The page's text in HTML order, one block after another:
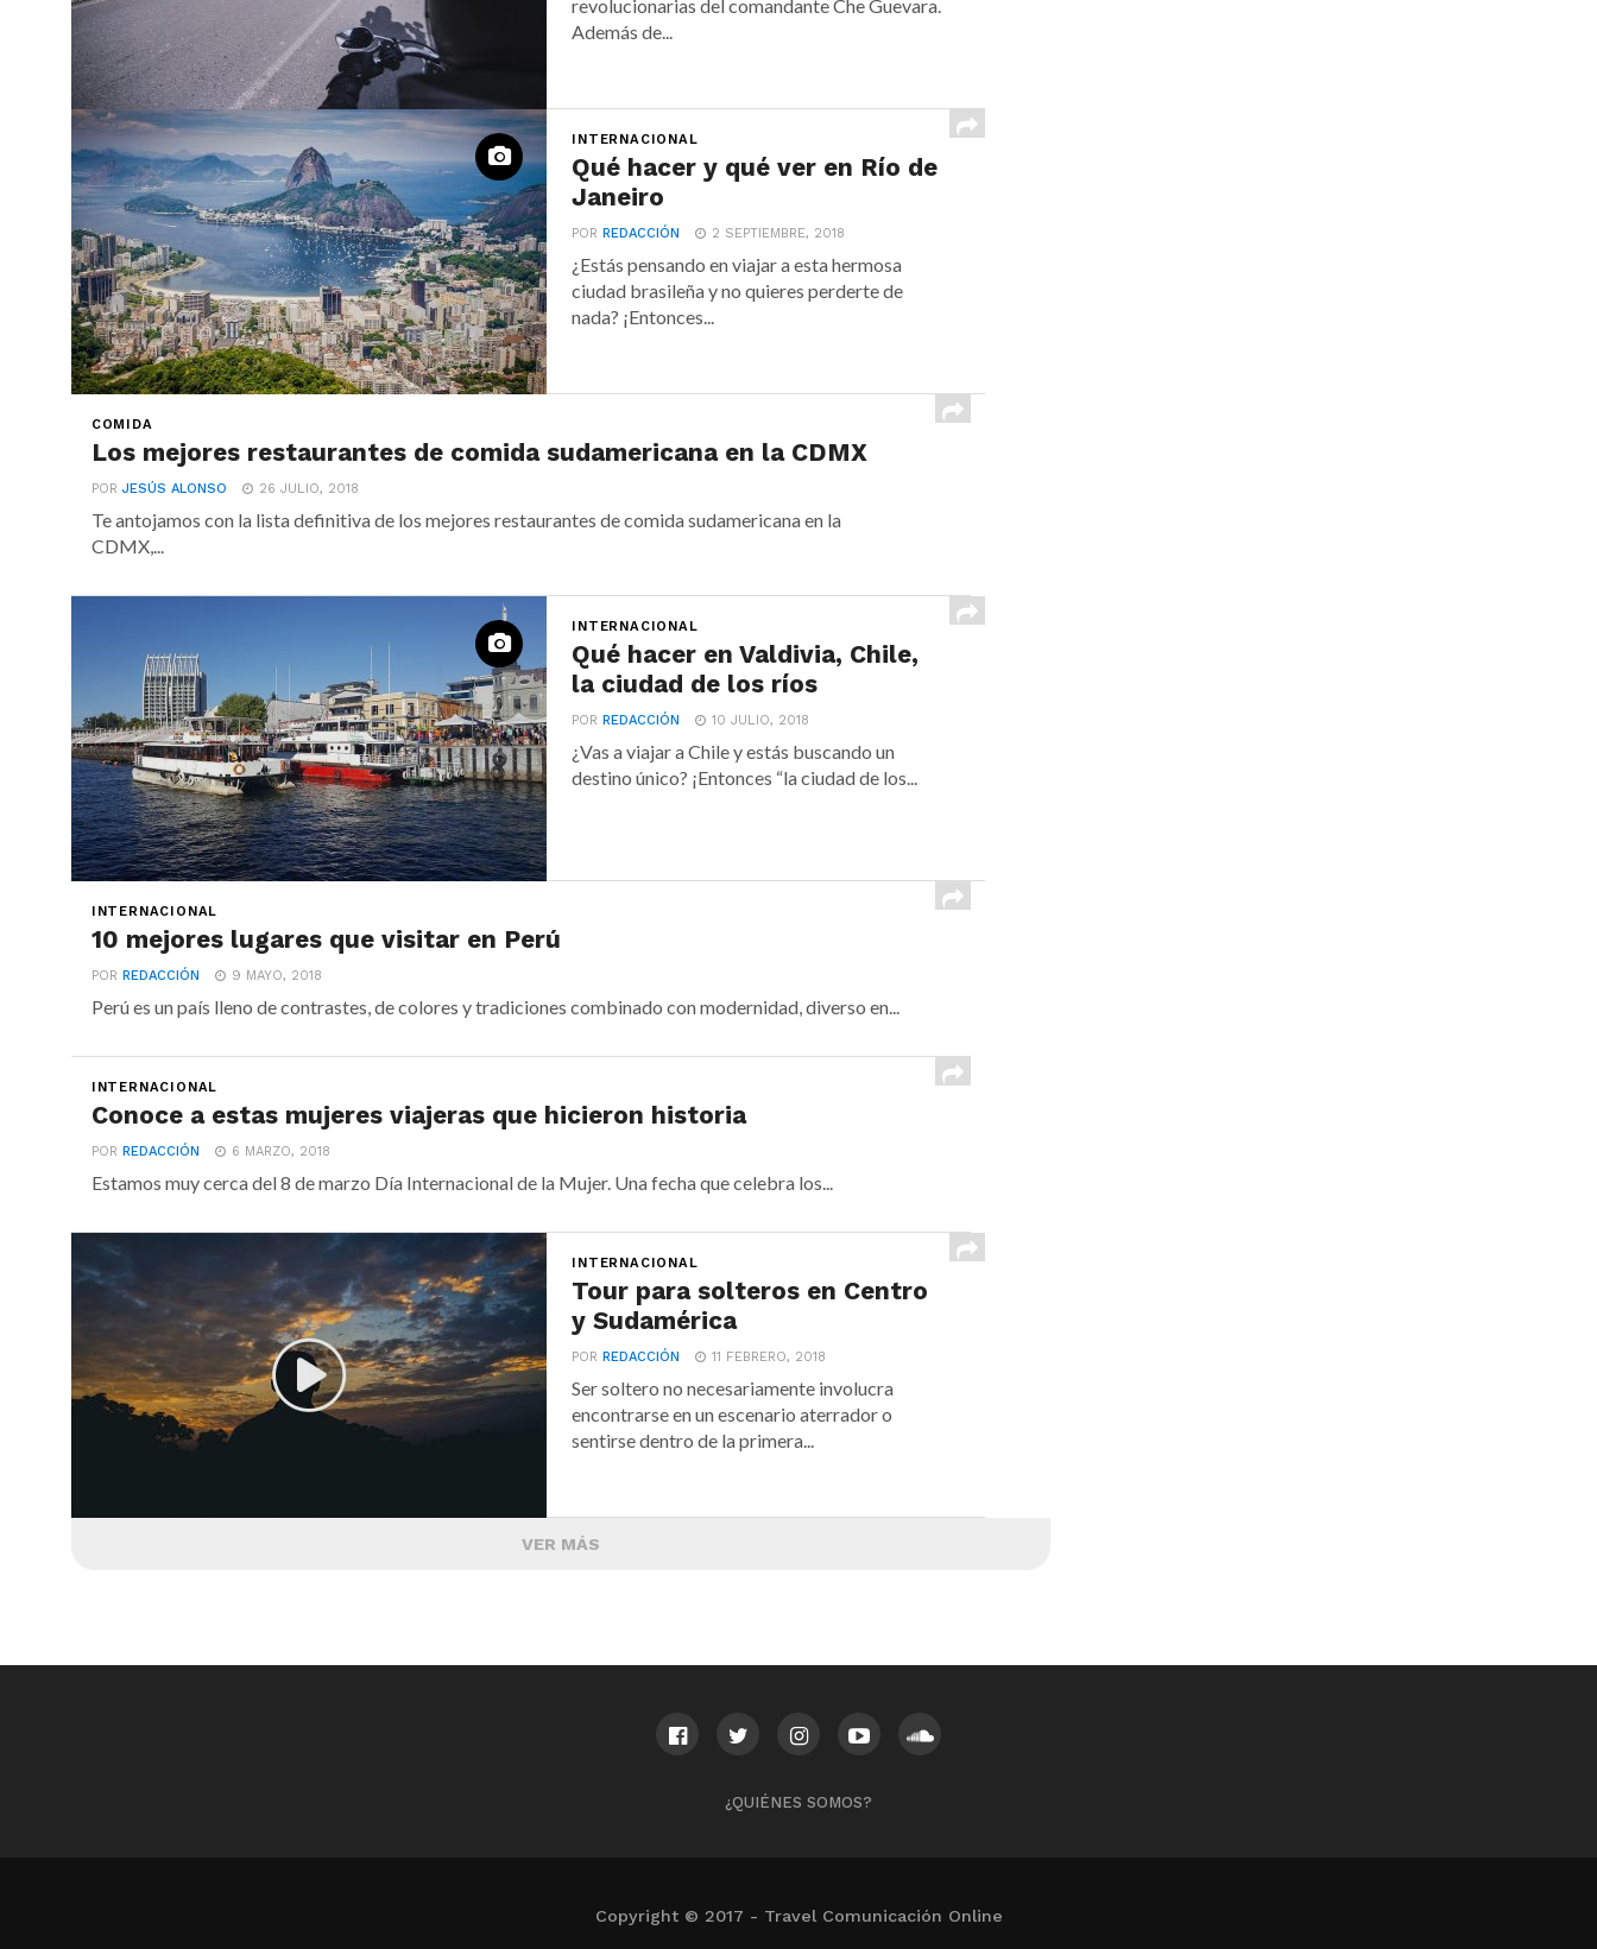
revolucionarias del comandante Che Guevara.
Además de...
INTERNACIONAL
Qué hacer y qué ver en Río de
Janeiro
PORREDACCIÓN 2 SEPTIEMBRE, 2018
¿Estás pensando en viajar a esta hermosa
ciudad brasileña y no quieres perderte de
nada? ¡Entonces...
COMIDA
Los mejores restaurantes de comida sudamericana en la CDMX
POR JESÚS ALONSO 26 JULIO, 2018
Te antojamos con la lista definitiva de los mejores restaurantes de comida sudamericana en la
CDMX,...
INTERNACIONAL
Qué hacer en Valdivia, Chile,
la ciudad de los ríos
PORREDACCIÓN 10 JULIO, 2018
¿Vas a viajar a Chile y estás buscando un
destino único? ¡Entonces “la ciudad de los...
INTERNACIONAL
10 mejores lugares que visitar en Perú
POR REDACCIÓN 9 MAYO, 2018
Perú es un país lleno de contrastes, de colores y tradiciones combinado con modernidad, diverso en...
INTERNACIONAL
Conoce a estas mujeres viajeras que hicieron historia
POR REDACCIÓN 6 MARZO, 2018
Estamos muy cerca del 8 de marzo Día Internacional de la Mujer. Una fecha que celebra los...
INTERNACIONAL
Tour para solteros en Centro
y Sudamérica
PORREDACCIÓN 11 FEBRERO, 2018
Ser soltero no necesariamente involucra
encontrarse en un escenario aterrador o
sentirse dentro de la primera...
VER MÁS
¿QUIÉNES SOMOS?
Copyright © 2017 - Travel Comunicación Online